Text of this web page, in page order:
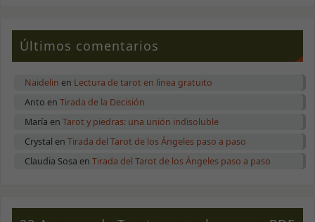
Últimos comentarios
Naidelin en Lectura de tarot en línea gratuito
Anto enTirada de la Decisión
María enTarot y piedras: una unión indisoluble
Crystal enTirada del Tarot de los Ángeles paso a paso
Claudia Sosa enTirada del Tarot de los Ángeles paso a paso
durante tu
algunas
de la web.
Marketing
mientras visitas